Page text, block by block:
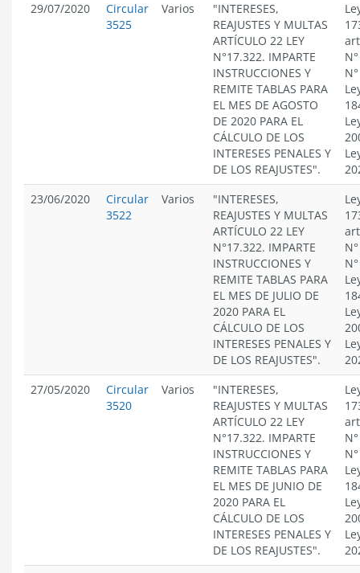
29/07/2020
Circular
3525
Varios
"INTERESES,
REAJUSTES Y MULTAS
ARTÍCULO 22 LEY
N°17.322. IMPARTE
INSTRUCCIONES Y
REMITE TABLAS PARA
EL MES DE AGOSTO
DE 2020 PARA EL
CÁLCULO DE LOS
INTERESES PENALES Y
DE LOS REAJUSTES".
23/06/2020
Circular
3522
Varios
"INTERESES,
REAJUSTES Y MULTAS
ARTÍCULO 22 LEY
N°17.322. IMPARTE
INSTRUCCIONES Y
REMITE TABLAS PARA
EL MES DE JULIO DE
2020 PARA EL
CÁLCULO DE LOS
INTERESES PENALES Y
DE LOS REAJUSTES".
27/05/2020
Circular
3520
Varios
"INTERESES,
REAJUSTES Y MULTAS
ARTÍCULO 22 LEY
N°17.322. IMPARTE
INSTRUCCIONES Y
REMITE TABLAS PARA
EL MES DE JUNIO DE
2020 PARA EL
CÁLCULO DE LOS
INTERESES PENALES Y
DE LOS REAJUSTES".